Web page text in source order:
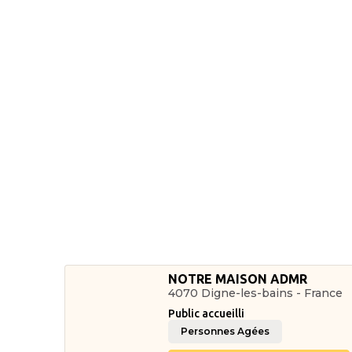
NOTRE MAISON ADMR
4070 Digne-les-bains - France
Public accueilli
Personnes Agées